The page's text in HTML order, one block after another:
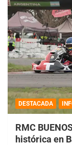
DESTACADA
RMC
histórica en